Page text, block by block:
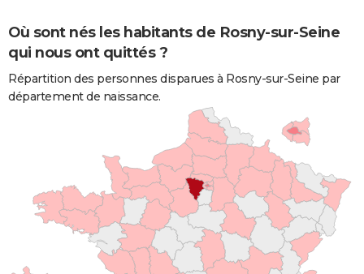
Où sont nés les habitants de Rosny-sur-Seine
qui nous ont quittés ?
Répartition des personnes disparues à Rosny-sur-Seine par
département de naissance.